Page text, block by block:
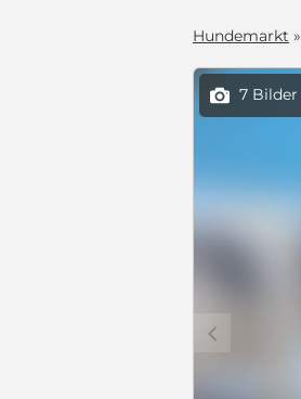
Hundemarkt »
 7 Bilder
c